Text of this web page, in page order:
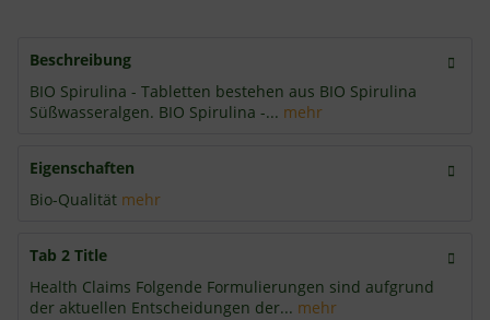
Beschreibung
BIO Spirulina - Tabletten bestehen aus BIO Spirulina
Süßwasseralgen. BIO Spirulina -... mehr
Eigenschaften
Bio-Qualität mehr
Tab 2 Title
Health Claims Folgende Formulierungen sind aufgrund
der aktuellen Entscheidungen der... mehr